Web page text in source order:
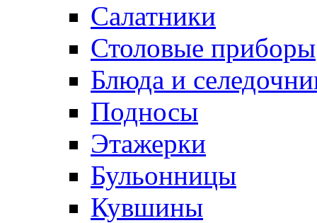
Салатники
Столовые приборы
Блюда и
Подносы
Этажерки
Бульонницы
Кувшины